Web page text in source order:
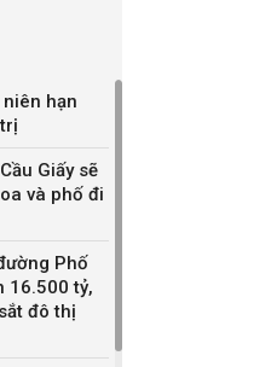
hạn
Giấy sẽ
và phố đi
Phố
16.500 tỷ,
đô thị